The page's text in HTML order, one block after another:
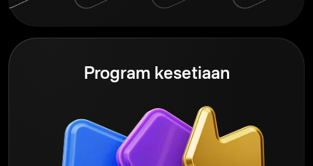
Program kesetiaan